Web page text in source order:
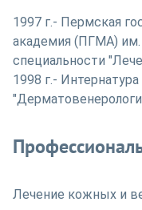
1997 г.- Пермская
академия (ПГМА) им.
специальности
1998 г.-
Лечение кожных и